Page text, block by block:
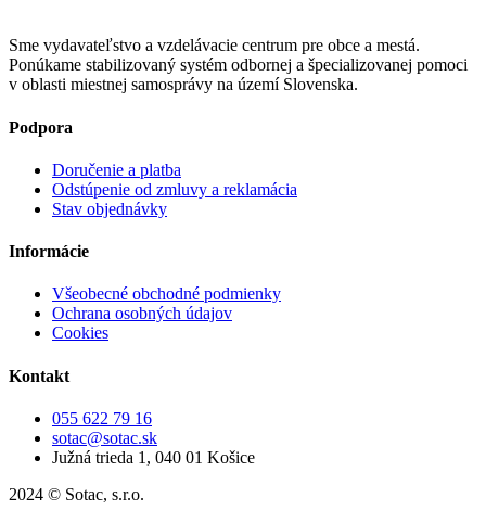
Sme vydavateľstvo a vzdelávacie centrum pre obce a mestá.
Ponúkame stabilizovaný systém odbornej a špecializovanej pomoci
v oblasti miestnej samosprávy na území Slovenska.
Podpora
Doručenie a platba
Odstúpenie od zmluvy a reklamácia
Stav objednávky
Informácie
Všeobecné obchodné podmienky
Ochrana osobných údajov
Cookies
Kontakt
055 622 79 16
sotac@sotac.sk
Južná trieda 1, 040 01 Košice
2024 © Sotac, s.r.o.